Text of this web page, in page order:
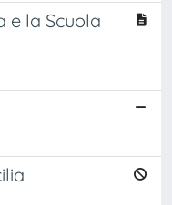
e la Scuola